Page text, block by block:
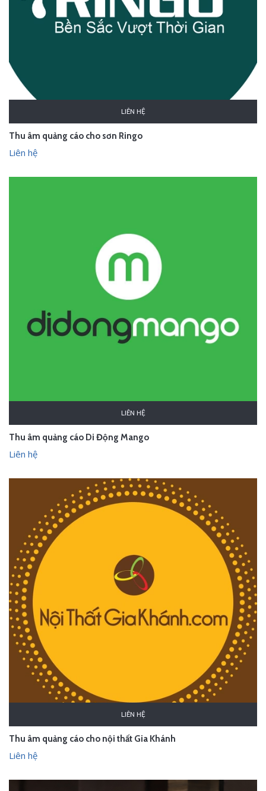
LIÊN HỆ
Thu âm quảng cáo cho sơn Ringo
Liên hệ
LIÊN HỆ
Thu âm quảng cáo Di Động Mango
Liên hệ
LIÊN HỆ
Thu âm quảng cáo cho nội thất Gia Khánh
Liên hệ